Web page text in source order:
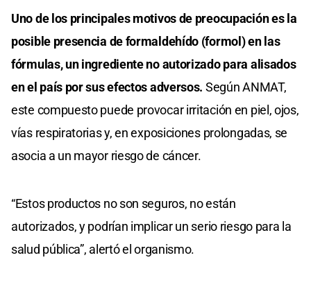
Uno de los principales motivos de preocupación es la
posible presencia de formaldehído (formol) en las
fórmulas, un ingrediente no autorizado para alisados
en el país por sus efectos adversos. Según ANMAT,
este compuesto puede provocar irritación en piel, ojos,
vías respiratorias y, en exposiciones prolongadas, se
asocia a un mayor riesgo de cáncer.
“Estos productos no son seguros, no están
autorizados, y podrían implicar un serio riesgo para la
salud pública”, alertó el organismo.